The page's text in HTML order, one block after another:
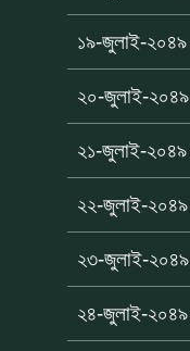
১৯-জুলাই-২০৪৯
২০-জুলাই-২০৪৯
২১-জুলাই-২০৪৯
২২-জুলাই-২০৪৯
২৩-জুলাই-২০৪৯
২৪-জুলাই-২০৪৯